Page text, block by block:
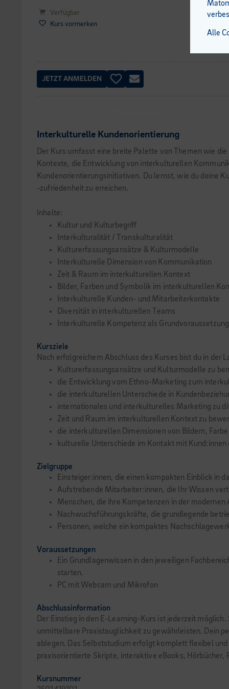
Verfügbar
Kurs vormerken
JETZT ANMELDEN
Interkulturelle Kundenorientierung
Der Kurs umfasst eine breite Palette von Themen wie
Kontexte, die Entwicklung von interkulturellen
Kundenorientierungsinitiativen. Du lernst, wie du deine
-zufriedenheit zu erreichen.
Inhalte:
Kultur und Kulturbegriff
Interkulturalität / Transkulturalität
Kulturerfassungsansätze & Kulturmodelle
Interkulturelle Dimension von Kommunikation
Zeit & Raum im interkulturellen Kontext
Bilder, Farben und Symbolik im interkulturellen
Interkulturelle Kunden- und Mitarbeiterkontakte
Diversität in interkulturellen Teams
Interkulturelle Kompetenz als
Kursziele
Nach erfolgreichem Abschluss des Kurses bist du in der
Kulturerfassungsansätze und Kulturmodelle zu
die Entwicklung vom Ethno-Marketing zum
die interkulturellen Unterschiede in
internationales und interkulturelles Marketing zu
Zeit und Raum im interkulturellen Kontext zu
die interkulturellen Dimensionen von Bildern,
kulturelle Unterschiede im Kontakt mit
Zielgruppe
Einsteiger:innen, die einen kompakten Einblick in
Aufstrebende Mitarbeiter:innen, die Ihr Wissen
Menschen, die ihre Kompetenzen in der
Nachwuchsführungskräfte, die grundlegende
Personen, welche ein kompaktes
Voraussetzungen
Ein Grundlagenwissen in den jeweiligen
starten.
PC mit Webcam und Mikrofon
Abschlussinformation
Der Einstieg in den E-Learning-Kurs ist jederzeit
unmittelbare Praxistauglichkeit zu gewährleisten. Dein
ablegen. Das Selbststudium erfolgt komplett flexibel
praxisorientierte Skripte, interaktive eBooks, Hörbücher,
Kursnummer
Alle